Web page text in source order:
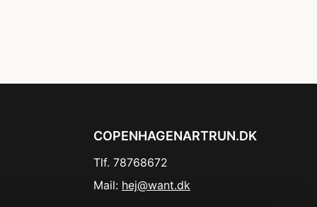
COPENHAGENARTRUN.DK
Tlf. 78768672
Mail: hej@want.dk